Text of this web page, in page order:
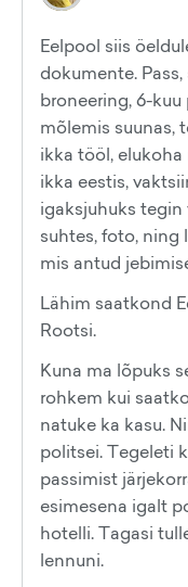
Eelpool siis
dokumente.
broneering, 6-
mõlemis suunas,
ikka tööl,
ikka eestis,
igaksjuhuks tegin
suhtes, foto, ning
mis antud
Lähim saatkond
Rootsi.
Kuna ma lõpuks
rohkem kui
natuke ka kasu.
politsei. Tegeleti
passimist
esimesena igalt
hotelli. Tagasi
lennuni.